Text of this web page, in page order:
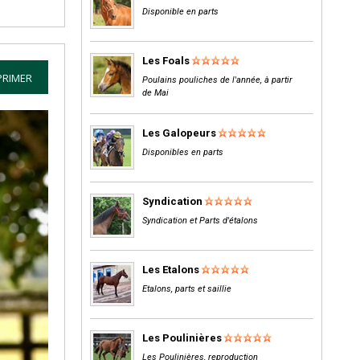
Disponible en parts
Les Foals
Poulains pouliches de l'année, à partir
de Mai
Les Galopeurs
Disponibles en parts
Syndication
Syndication et Parts d'étalons
Les Etalons
Etalons, parts et saillie
Les Poulinières
Les Poulinières, reproduction